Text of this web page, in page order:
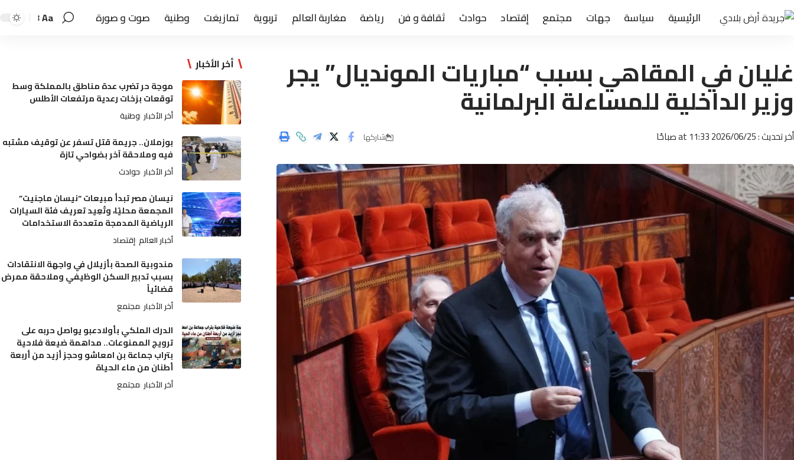
الرئيسية سياسة جهات مجتمع إقتصاد حوادث ثقافة و فن رياضة مغاربة العالم تربوية تمازيغت وطنية صوت و صورة Aa
غليان في المقاهي بسبب “مباريات المونديال” يجر
وزير الداخلية للمساءلة البرلمانية
أخر تحديث : 2026/06/25 at 11:33 صباحًا شاركها
أخر الأخبار
موجة حر تضرب عدة مناطق بالمملكة وسط
توقعات بزخات رعدية مرتفعات الأطلس
أخر الأخبار وطنية
بوزملان.. جريمة قتل تسفر عن توقيف مشتبه
فيه وملاحقة آخر بضواحي تازة
أخر الأخبار حوادث
نيسان مصر تبدأ مبيعات “نيسان ماجنيت”
المجمعة محليًا، وتُعِيد تعريف فئة السيارات
الرياضية المدمجة متعددة الاستخدامات
أخبار العالم إقتصاد
مندوبية الصحة بأزيلال في واجهة الانتقادات
بسبب تدبير السكن الوظيفي وملاحقة ممرض
قضائياً
أخر الأخبار مجتمع
الدرك الملكي بأولادعبو يواصل حربه على
ترويج الممنوعات.. مداهمة ضيعة فلاحية
بتراب جماعة بن امعاشو وحجز أزيد من أربعة
أطنان من ماء الحياة
أخر الأخبار مجتمع